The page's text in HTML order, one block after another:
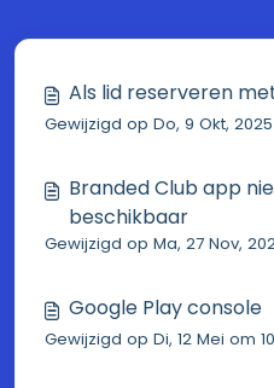
Als lid reserveren
Gewijzigd op Do, 9 Okt, 2025
Branded Club app
beschikbaar
Gewijzigd op Ma, 27 Nov,
Google Play console
Gewijzigd op Di, 12 Mei om